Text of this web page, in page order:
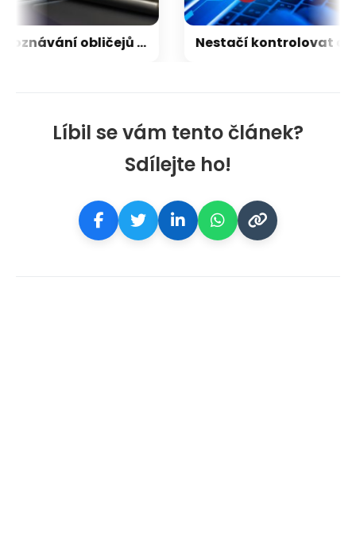
Líbil se vám tento článek?
Sdílejte ho!
Rozpoznávání obličejů v iPhonu může Apple přijít extrémně draho